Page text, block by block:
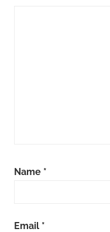
Name *
Email *